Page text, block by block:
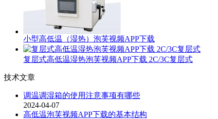
小型高低温（湿热）泡芙视频APP下载
复层式高低温湿热泡芙视频APP下载 2C/3C复层式
技术文章
调温调湿箱的使用注意事项有哪些
2024-04-07
高低温泡芙视频APP下载的基本结构